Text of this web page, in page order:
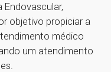
Endovascular,
objetivo propiciar a
médico
um atendimento